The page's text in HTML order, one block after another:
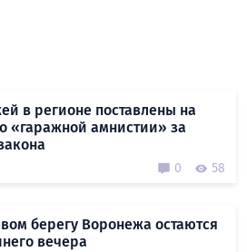
в регионе поставлены на
«гаражной амнистии» за
0 58
берегу Воронежа остаются
вечера